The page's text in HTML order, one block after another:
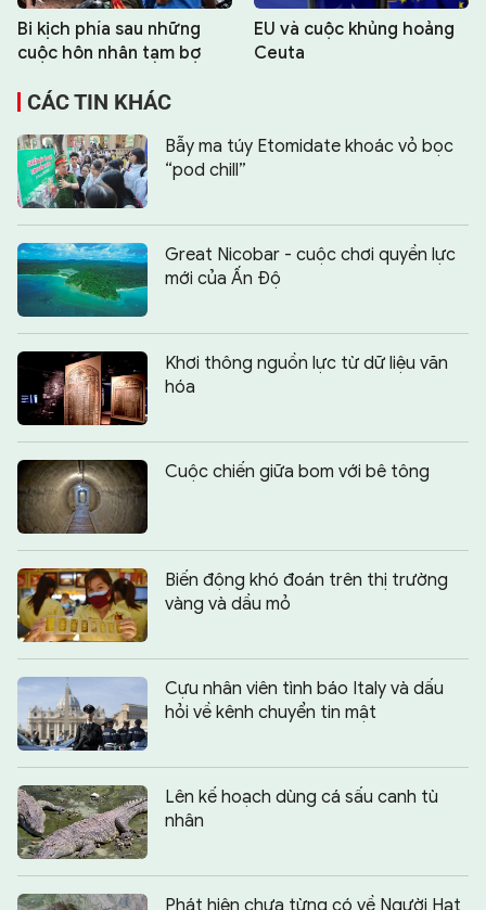
Bi kịch phía sau những
cuộc hôn nhân tạm bợ
EU và cuộc khủng hoảng
Ceuta
CÁC TIN KHÁC
Bẫy ma túy Etomidate khoác vỏ bọc
“pod chill”
Great Nicobar - cuộc chơi quyền lực
mới của Ấn Độ
Khơi thông nguồn lực từ dữ liệu văn
hóa
Cuộc chiến giữa bom với bê tông
Biến động khó đoán trên thị trường
vàng và dầu mỏ
Cựu nhân viên tình báo Italy và dấu
hỏi về kênh chuyển tin mật
Lên kế hoạch dùng cá sấu canh tù
nhân